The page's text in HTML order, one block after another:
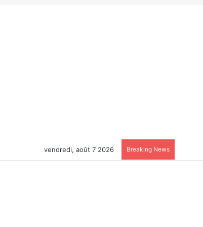
vendredi, août 7 2026 Breaking News